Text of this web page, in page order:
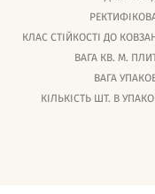
КЛАС СТІЙКОСТІ ДО
ВАГА КВ. М.
ВАГА
КІЛЬКІСТЬ ШТ. В